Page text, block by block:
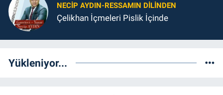
NECIP AYDIN-RESSAMIN DILINDEN
Çelikhan İçmeleri Pislik İçinde
Yükleniyor...